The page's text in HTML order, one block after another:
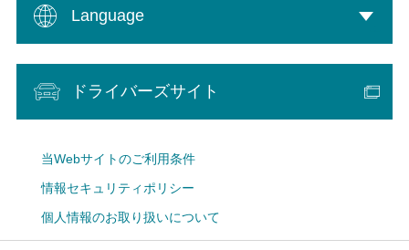
Language
ドライバーズサイト
当Webサイトのご利用条件
情報セキュリティポリシー
個人情報のお取り扱いについて